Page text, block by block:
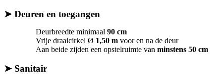
➤ Deuren en toegangen
Deurbreedte minimaal 90 cm
Vrije draaicirkel Ø 1,50 m voor en na de deur
Aan beide zijden een opstelruimte van minstens 50 cm
➤ Sanitair